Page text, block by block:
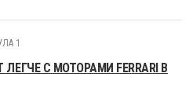
1
С МОТОРАМИ FERRARI В